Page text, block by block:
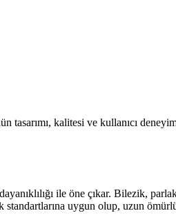
tasarımı, kalitesi ve kullanıcı
ile öne çıkar. Bilezik,
uygun olup, uzun